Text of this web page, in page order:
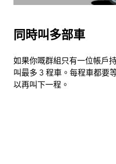
同時叫多部車
如果你嘅群組只有一位帳戶
叫最多 3 程車。每程車都要
以再叫下一程。